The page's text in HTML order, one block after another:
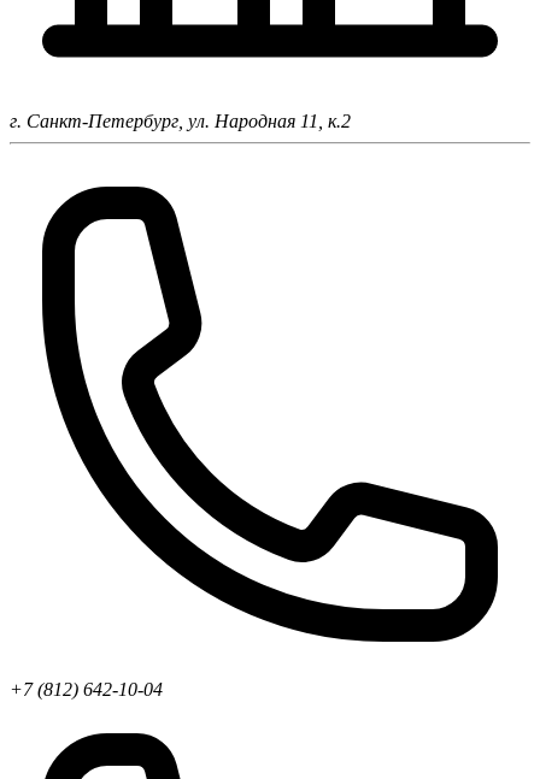
г. Санкт-Петербург, ул. Народная 11, к.2
+7 (812) 642-10-04